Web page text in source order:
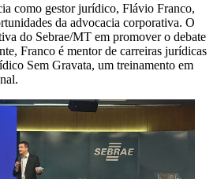
como gestor jurídico, Flávio Franco,
da advocacia corporativa. O
do Sebrae/MT em promover o debate
Franco é mentor de carreiras jurídicas
Sem Gravata, um treinamento em